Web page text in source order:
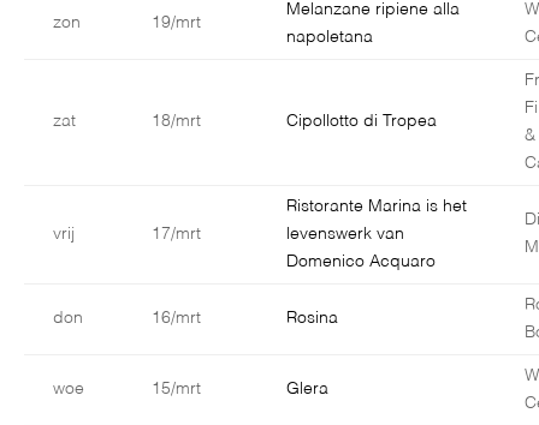
zon 19/mrt
Melanzane ripiene alla
napoletana
zat 18/mrt Cipollotto di Tropea
&
vrij 17/mrt
Ristorante Marina is het
levenswerk van
Domenico Acquaro
don 16/mrt Rosina
woe 15/mrt Glera